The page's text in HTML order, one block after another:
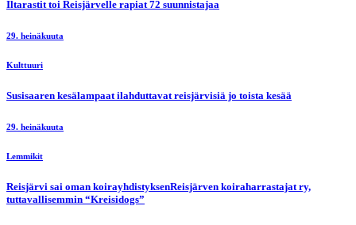
Iltarastit toi Reisjärvelle rapiat 72 suunnistajaa
29. heinäkuuta
Kulttuuri
Susisaaren kesälampaat ilahduttavat reisjärvisiä jo toista kesää
29. heinäkuuta
Lemmikit
Reisjärvi sai oman koirayhdistyksenReisjärven koiraharrastajat ry,
tuttavallisemmin “Kreisidogs”